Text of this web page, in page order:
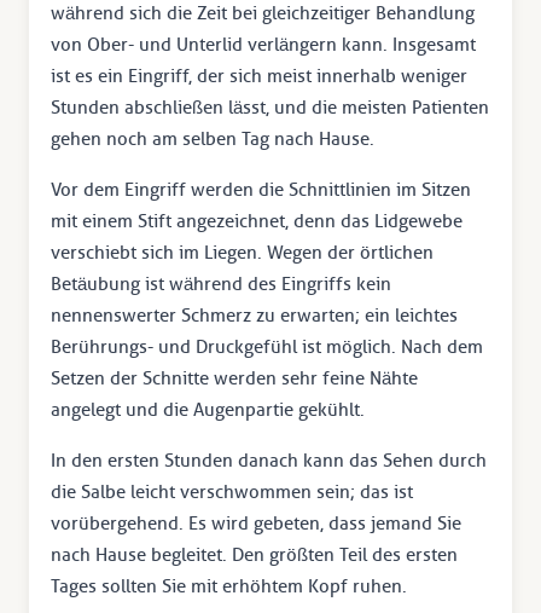
während sich die Zeit bei gleichzeitiger Behandlung
von Ober- und Unterlid verlängern kann. Insgesamt
ist es ein Eingriff, der sich meist innerhalb weniger
Stunden abschließen lässt, und die meisten Patienten
gehen noch am selben Tag nach Hause.
Vor dem Eingriff werden die Schnittlinien im Sitzen
mit einem Stift angezeichnet, denn das Lidgewebe
verschiebt sich im Liegen. Wegen der örtlichen
Betäubung ist während des Eingriffs kein
nennenswerter Schmerz zu erwarten; ein leichtes
Berührungs- und Druckgefühl ist möglich. Nach dem
Setzen der Schnitte werden sehr feine Nähte
angelegt und die Augenpartie gekühlt.
In den ersten Stunden danach kann das Sehen durch
die Salbe leicht verschwommen sein; das ist
vorübergehend. Es wird gebeten, dass jemand Sie
nach Hause begleitet. Den größten Teil des ersten
Tages sollten Sie mit erhöhtem Kopf ruhen.